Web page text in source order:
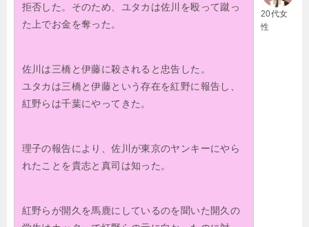
20代女
性
拒否した。そのため、ユタカは佐川を殴って蹴っ
た上でお金を奪った。
佐川は三橋と伊藤に殺されると忠告した。
ユタカは三橋と伊藤という存在を紅野に報告し、
紅野らは千葉にやってきた。
理子の報告により、佐川が東京のヤンキーにやら
れたことを貴志と真司は知った。
紅野らが開久を馬鹿にしているのを聞いた開久の